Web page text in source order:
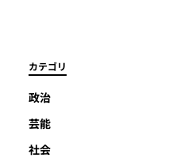
カテゴリ
政治
芸能
社会